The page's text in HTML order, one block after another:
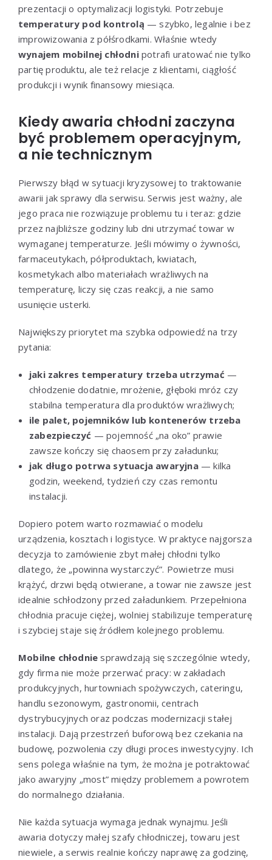
prezentacji o optymalizacji logistyki. Potrzebuje
temperatury pod kontrolą — szybko, legalnie i bez
improwizowania z półśrodkami. Właśnie wtedy
wynajem mobilnej chłodnipotrafi uratować nie tylko
partię produktu, ale też relacje z klientami, ciągłość
produkcji i wynik finansowy miesiąca.
Kiedy awaria chłodni zaczyna
być problemem operacyjnym,
a nie technicznym
Pierwszy błąd w sytuacji kryzysowej to traktowanie
awarii jak sprawy dla serwisu. Serwis jest ważny, ale
jego praca nie rozwiązuje problemu tu i teraz: gdzie
przez najbliższe godziny lub dni utrzymać towar w
wymaganej temperaturze. Jeśli mówimy o żywności,
farmaceutykach, półproduktach, kwiatach,
kosmetykach albo materiałach wrażliwych na
temperaturę, liczy się czas reakcji, a nie samo
usunięcie usterki.
Największy priorytet ma szybka odpowiedź na trzy
pytania:
jaki zakres temperatury trzeba utrzymać —
chłodzenie dodatnie, mrożenie, głęboki mróz czy
stabilna temperatura dla produktów wrażliwych;
ile palet, pojemników lub kontenerów trzeba
zabezpieczyć — pojemność „na oko” prawie
zawsze kończy się chaosem przy załadunku;
jak długo potrwa sytuacja awaryjna— kilka
godzin, weekend, tydzień czy czas remontu
instalacji.
Dopiero potem warto rozmawiać o modelu
urządzenia, kosztach i logistyce. W praktyce najgorsza
decyzja to zamówienie zbyt małej chłodni tylko
dlatego, że „powinna wystarczyć”. Powietrze musi
krążyć, drzwi będą otwierane, a towar nie zawsze jest
idealnie schłodzony przed załadunkiem. Przepełniona
chłodnia pracuje ciężej, wolniej stabilizuje temperaturę
i szybciej staje się źródłem kolejnego problemu.
Mobilne chłodnie sprawdzają się szczególnie wtedy,
gdy firma nie może przerwać pracy: w zakładach
produkcyjnych, hurtowniach spożywczych, cateringu,
handlu sezonowym, gastronomii, centrach
dystrybucyjnych oraz podczas modernizacji stałej
instalacji. Dają przestrzeń buforową bez czekania na
budowę, pozwolenia czy długi proces inwestycyjny. Ich
sens polega właśnie na tym, że można je potraktować
jako awaryjny „most” między problemem a powrotem
do normalnego działania.
Nie każda sytuacja wymaga jednak wynajmu. Jeśli
awaria dotyczy małej szafy chłodniczej, towaru jest
niewiele, a serwis realnie kończy naprawę za godzinę,